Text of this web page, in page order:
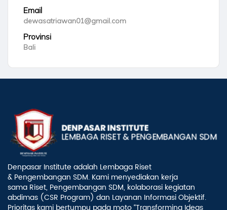
Email
dewasatriawan01@gmail.com
Provinsi
Bali
Denpasar Institute adalah Lembaga Riset
& Pengembangan SDM. Kami menyediakan kerja
sama Riset, Pengembangan SDM, kolaborasi kegiatan
abdimas (CSR Program) dan Layanan Informasi Objektif.
Prioritas kami bertumpu pada moto “Transforming Ideas